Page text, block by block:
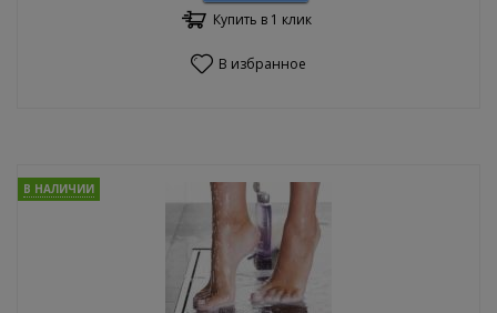
Купить в 1 клик
В избранное
В НАЛИЧИИ